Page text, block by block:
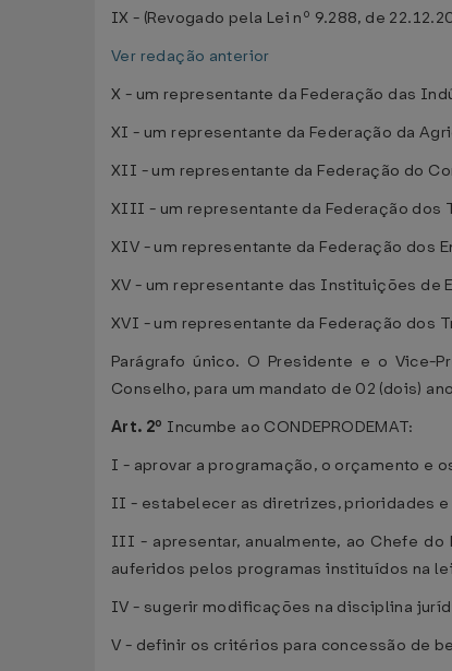
IX - (Revogado pela Lei nº 9.288, de
Ver redação anterior
X - um representante da Federação das
XI - um representante da Federação da
XII - um representante da Federação do
XIII - um representante da Federação dos
XIV - um representante da Federação dos
XV - um representante das Instituições de
XVI - um representante da Federação dos
Parágrafo único. O Presidente e o Vice-
Conselho, para um mandato de 02 (dois)
Art. 2º Incumbe ao CONDEPRODEMAT:
I - aprovar a programação, o orçamento e
II - estabelecer as diretrizes, prioridades
III - apresentar, anualmente, ao Chefe do
auferidos pelos programas instituídos na
IV - sugerir modificações na disciplina
V - definir os critérios para concessão de